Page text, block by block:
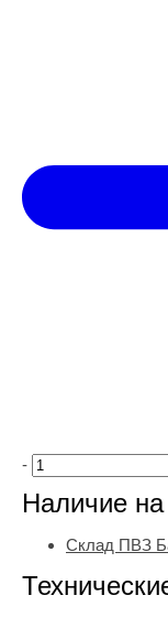
-
Наличие
Склад ПВЗ